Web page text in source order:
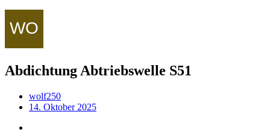
Abdichtung Abtriebswelle S51
wolf250
14. Oktober 2025